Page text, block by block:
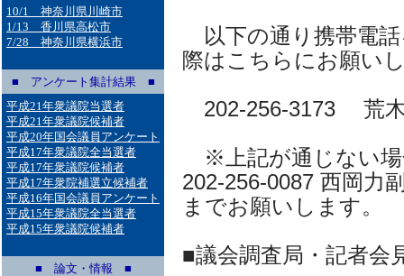
10/1 神奈川県川崎市
1/13 香川県高松市
7/28 神奈川県横浜市
■ アンケート集計結果 ■
平成21年衆議院当選者
平成21年衆議院候補者
平成20年国会議員アンケート
平成17年衆議院全当選者
平成17年衆議院候補者
平成17年衆院補選立候補者
平成16年国会議員アンケート
平成15年衆議院全当選者
平成15年衆議院候補者
■ 論文・情報 ■
以下の通り携帯電
際はこちらにお願い
202-256-3173 荒木
※上記が通じない場
202-256-0087 西岡力
までお願いします。
■議会調査局・記者会